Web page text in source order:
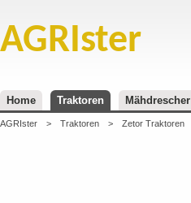
AGRIster
Home Traktoren Mähdrescher
AGRIster > Traktoren > Zetor Traktoren